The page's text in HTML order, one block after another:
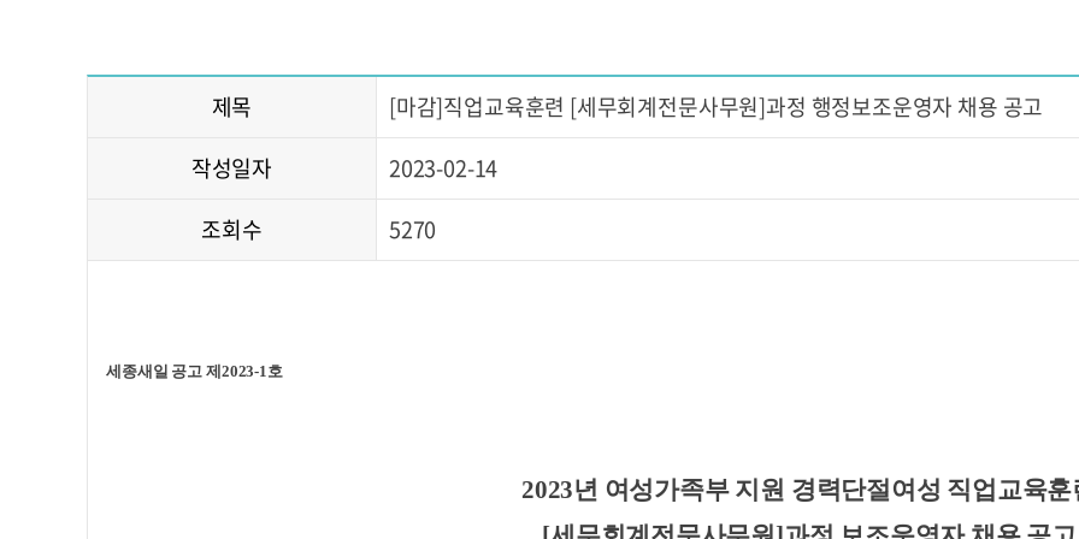
제목
[마감]직업교육훈련 [세무회계전문사무원]과정 행정보조운영자 채용 공고
작성일자
2023-02-14
조회수
5270
세종새일 공고 제2023-1호
2023년 여성가족부 지원 경력단절여성 직업교육훈